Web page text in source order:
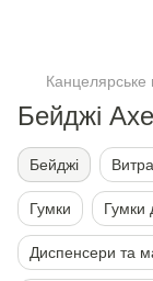
Канцелярське
Бейджі
Бейджі
Гумки Гумки
Диспенсери та